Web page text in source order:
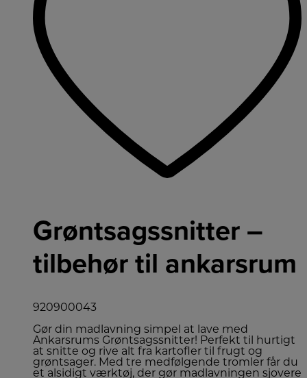
Grøntsagssnitter –
tilbehør til ankarsrum
920900043
Gør din madlavning simpel at lave med
Ankarsrums Grøntsagssnitter! Perfekt til hurtigt
at snitte og rive alt fra kartofler til frugt og
grøntsager. Med tre medfølgende tromler får du
et alsidigt værktøj, der gør madlavningen sjovere